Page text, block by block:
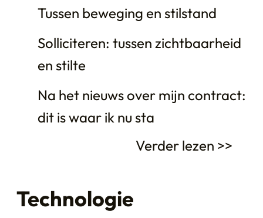
Tussen beweging en stilstand
Solliciteren: tussen zichtbaarheid
en stilte
Na het nieuws over mijn contract:
dit is waar ik nu sta
Verder lezen >>
Technologie